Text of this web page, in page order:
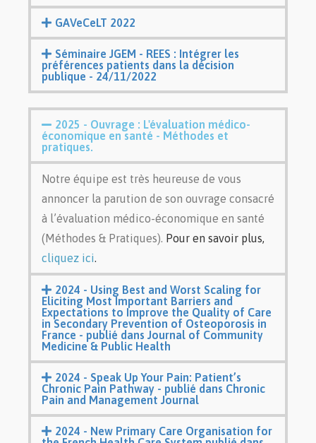
GAVeCeLT 2022
Séminaire JGEM - REES : Intégrer les
préférences patients dans la décision
publique - 24/11/2022
2025 - Ouvrage : L'évaluation médico-
économique en santé - Méthodes et
pratiques.
Notre équipe est très heureuse de vous
annoncer la parution de son ouvrage consacré
à l’évaluation médico-économique en santé
(Méthodes & Pratiques). Pour en savoir plus,
cliquez ici.
2024 - Using Best and Worst Scaling for
Eliciting Most Important Barriers and
Expectations to Improve the Quality of Care
in Secondary Prevention of Osteoporosis in
France - publié dans Journal of Community
Medicine & Public Health
2024 - Speak Up Your Pain: Patient’s
Chronic Pain Pathway - publié dans Chronic
Pain and Management Journal
2024 - New Primary Care Organisation for